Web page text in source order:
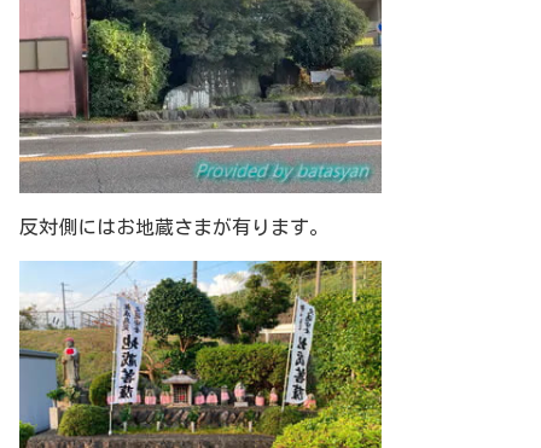
反対側にはお地蔵さまが有ります。